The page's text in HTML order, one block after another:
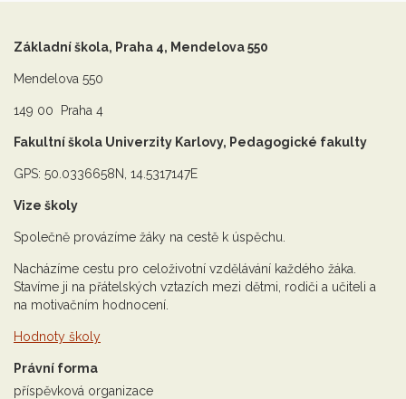
Základní škola, Praha 4, Mendelova 550
Mendelova 550
149 00 Praha 4
Fakultní škola Univerzity Karlovy, Pedagogické fakulty
GPS: 50.0336658N, 14.5317147E
Vize školy
Společně provázíme žáky na cestě k úspěchu.
Nacházíme cestu pro celoživotní vzdělávání každého žáka.
Stavíme ji na přátelských vztazích mezi dětmi, rodiči a učiteli a
na motivačním hodnocení.
Hodnoty školy
Právní forma
příspěvková organizace